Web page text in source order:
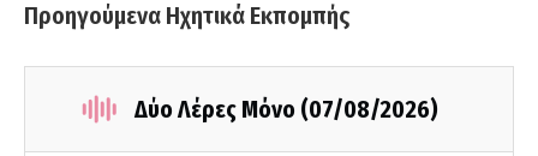
Προηγούμενα Ηχητικά Εκπομπής
Δύο Λέρες Μόνο (07/08/2026)